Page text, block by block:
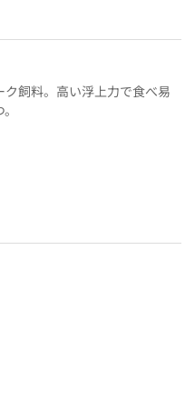
飼料。高い浮上力で食べ易